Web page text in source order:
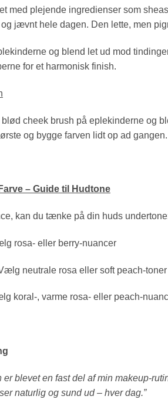
med plejende ingredienser som
jævnt hele dagen. Den lette, men
og blend let ud mod
for et harmonisk finish.
cheek brush på eplekinderne og
og bygge farven lidt op ad gangen.
– Guide til Hudtone
kan du tænke på din huds
rosa- eller berry-nuancer
neutrale rosa eller soft peach-toner
koral-, varme rosa- eller peach-
er blevet en fast del af min makeup-
naturlig og sund ud – hver dag.”